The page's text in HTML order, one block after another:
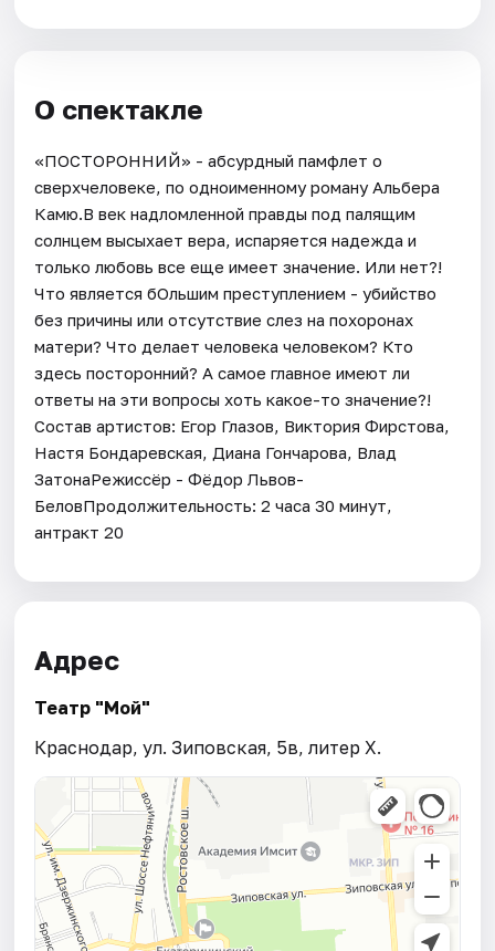
О спектакле
«ПОСТОРОННИЙ» - абсурдный памфлет о
сверхчеловеке, по одноименному роману Альбера
Камю.В век надломленной правды под палящим
солнцем высыхает вера, испаряется надежда и
только любовь все еще имеет значение. Или нет?!
Что является бОльшим преступлением - убийство
без причины или отсутствие слез на похоронах
матери? Что делает человека человеком? Кто
здесь посторонний? А самое главное имеют ли
ответы на эти вопросы хоть какое-то значение?!
Состав артистов: Егор Глазов, Виктория Фирстова,
Настя Бондаревская, Диана Гончарова, Влад
ЗатонаРежиссёр - Фёдор Львов-
БеловПродолжительность: 2 часа 30 минут,
антракт 20
Адрес
Театр "Мой"
Краснодар, ул. Зиповская, 5в, литер Х.